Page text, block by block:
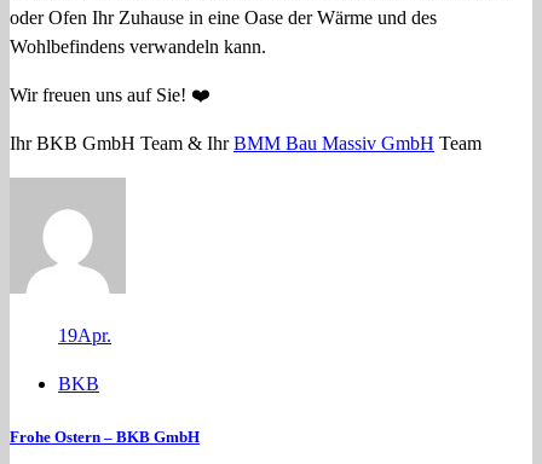
oder Ofen Ihr Zuhause in eine Oase der Wärme und des
Wohlbefindens verwandeln kann.
Wir freuen uns auf Sie! ❤️
Ihr BKB GmbH Team & IhrBMM Bau Massiv GmbH Team
19Apr.
BKB
Frohe Ostern – BKB GmbH